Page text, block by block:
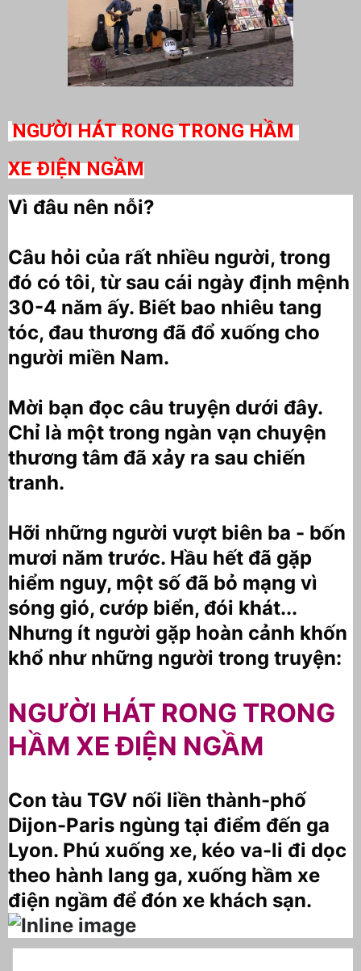
NGƯỜI HÁT RONG TRONG HẦM
XE ĐIỆN NGẦM
Vì đâu nên nỗi?
Câu hỏi của rất nhiều người, trong
đó có tôi, từ sau cái ngày định mệnh
30-4 năm ấy. Biết bao nhiêu tang
tóc, đau thương đã đổ xuống cho
người miền Nam.
Mời bạn đọc câu truyện dưới đây.
Chỉ là một trong ngàn vạn chuyện
thương tâm đã xảy ra sau chiến
tranh.
Hỡi những người vượt biên ba - bốn
mươi năm trước. Hầu hết đã gặp
hiểm nguy, một số đã bỏ mạng vì
sóng gió, cướp biển, đói khát...
Nhưng ít người gặp hoàn cảnh khốn
khổ như những người trong truyện:
NGƯỜI HÁT RONG TRONG
HẦM XE ĐIỆN NGẦM
Con tàu TGV nối liền thành-phố
Dijon-Paris ngùng tại điểm đến ga
Lyon. Phú xuống xe, kéo va-li đi dọc
theo hành lang ga, xuống hầm xe
điện ngầm để đón xe khách sạn.